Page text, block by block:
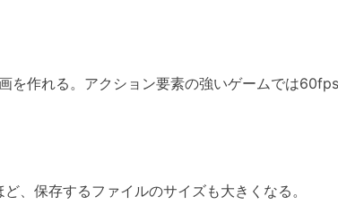
を作れる。アクション要素の強いゲームでは
、保存するファイルのサイズも大きくなる。